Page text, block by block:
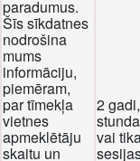
paradumus.
Šīs sīkdatnes
nodrošina
mums
informāciju,
piemēram,
par tīmekļa
vietnes
apmeklētāju
skaitu un
2
vai